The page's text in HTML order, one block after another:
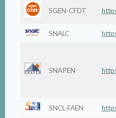
SGEN-CFDT
SNALC
SNAPEN
SNCL-FAEN